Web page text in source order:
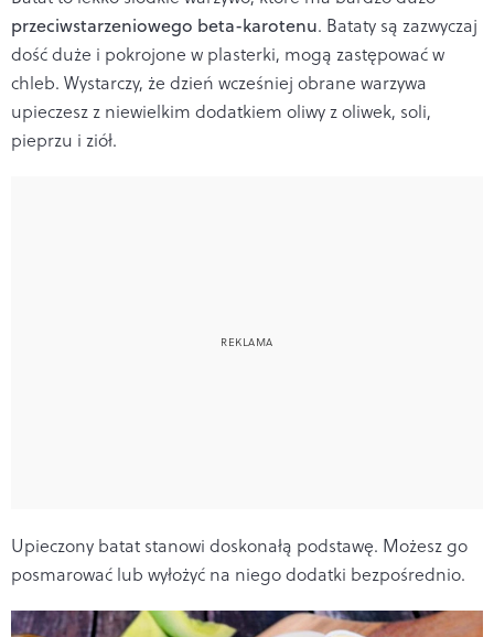
przeciwstarzeniowego beta-karotenu. Bataty są zazwyczaj
dość duże i pokrojone w plasterki, mogą zastępować w
chleb. Wystarczy, że dzień wcześniej obrane warzywa
upieczesz z niewielkim dodatkiem oliwy z oliwek, soli,
pieprzu i ziół.
Upieczony batat stanowi doskonałą podstawę. Możesz go
posmarować lub wyłożyć na niego dodatki bezpośrednio.